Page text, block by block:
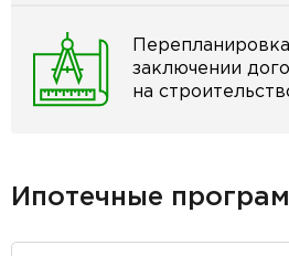
Перепланировка
заключении
на
Ипотечные